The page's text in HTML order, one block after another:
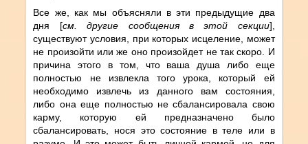
Все же, как мы объясняли в эти предыдущие два
дня [см. другие сообщения в этой секции],
существуют условия, при которых исцеление, может
не произойти или же оно произойдет не так скоро. И
причина этого в том, что ваша душа либо еще
полностью не извлекла того урока, который ей
необходимо извлечь из данного вам состояния,
либо она еще полностью не сбалансировала свою
карму, которую ей предназначено было
сбалансировать, нося это состояние в теле или в